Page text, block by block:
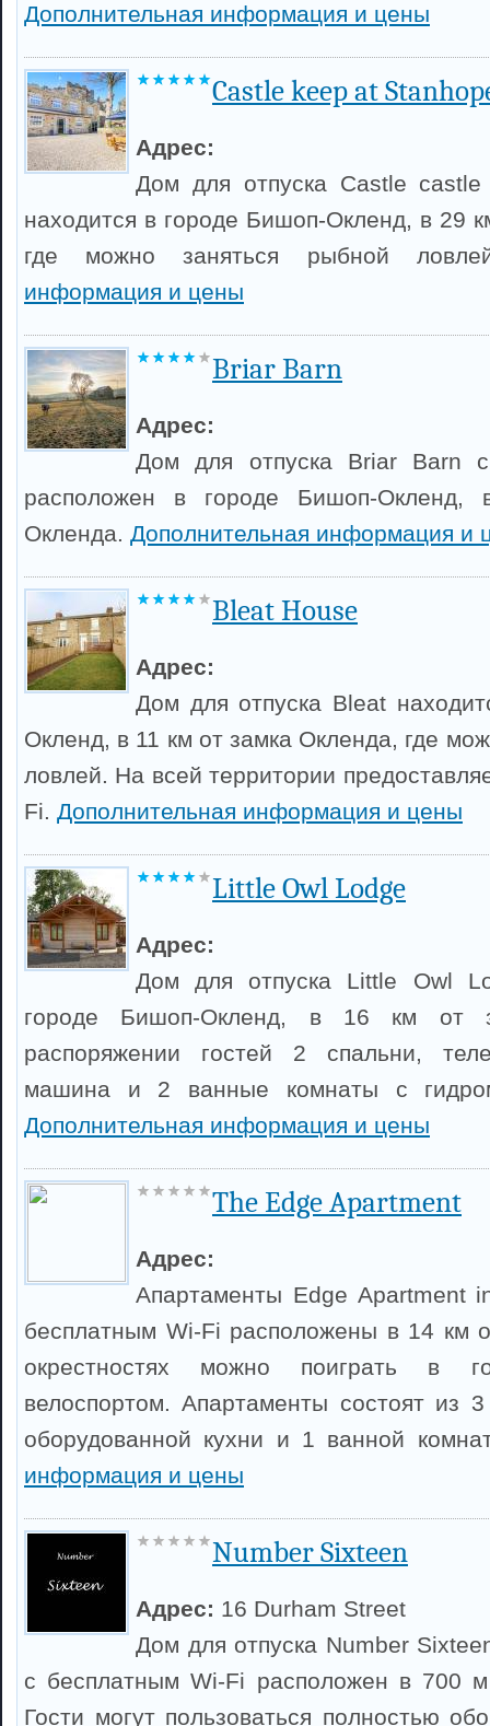
Дополнительная информация и цены
Castle keep at
Адрес:
Дом для отпуска Castle
находится в городе Бишоп-Окленд, в 29
где можно заняться рыбной
информация и цены
Briar Barn
Адрес:
Дом для отпуска Briar Barn
расположен в городе Бишоп-
Окленда. Дополнительная информация и
Bleat House
Адрес:
Дом для отпуска Bleat
Окленд, в 11 км от замка Окленда, где
ловлей. На всей территории
Fi. Дополнительная информация и цены
Little Owl Lodge
Адрес:
Дом для отпуска Little Owl
городе Бишоп-Окленд, в 16 км от
распоряжении гостей 2 спальни,
машина и 2 ванные комнаты с
Дополнительная информация и цены
The Edge Apartment
Адрес:
Апартаменты Edge Apartment
бесплатным Wi-Fi расположены в 14 км
окрестностях можно поиграть в
велоспортом. Апартаменты состоят из
оборудованной кухни и 1 ванной
информация и цены
Number Sixteen
Адрес: 16 Durham Street
Дом для отпуска Number
с бесплатным Wi-Fi расположен в 700
Гости могут пользоваться полностью